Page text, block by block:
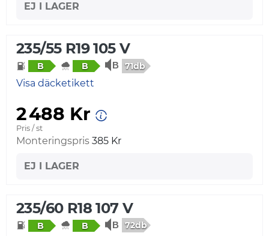
EJ I LAGER
235/55 R19 105 V
B B 71db
Visa däcketikett
2 488 Kr
Pris / st
Monteringspris 385 Kr
EJ I LAGER
235/60 R18 107 V
B B 72db